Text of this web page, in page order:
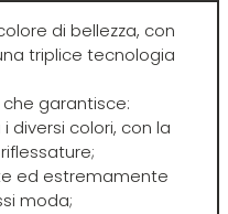
Euromax
J-K
di bellezza, con
triplice tecnologia
garantisce:
diversi colori, con la
ed estremamente
moda;